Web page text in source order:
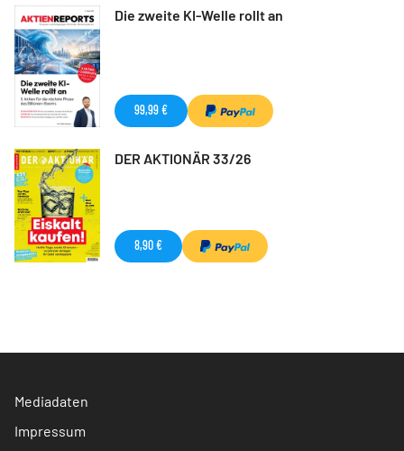
Die zweite KI-Welle rollt an
99,99 €
DER AKTIONÄR 33/26
8,90 €
Mediadaten
Impressum